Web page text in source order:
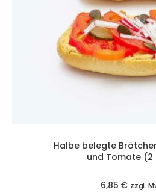
Halbe belegte
und Tomate (2
6,85 € zzgl.